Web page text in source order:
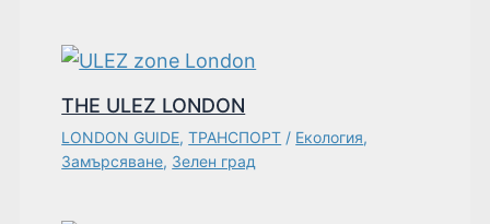
THE ULEZ LONDON
LONDON GUIDE,ТРАНСПОРТ / Екология,
Замърсяване, Зелен град